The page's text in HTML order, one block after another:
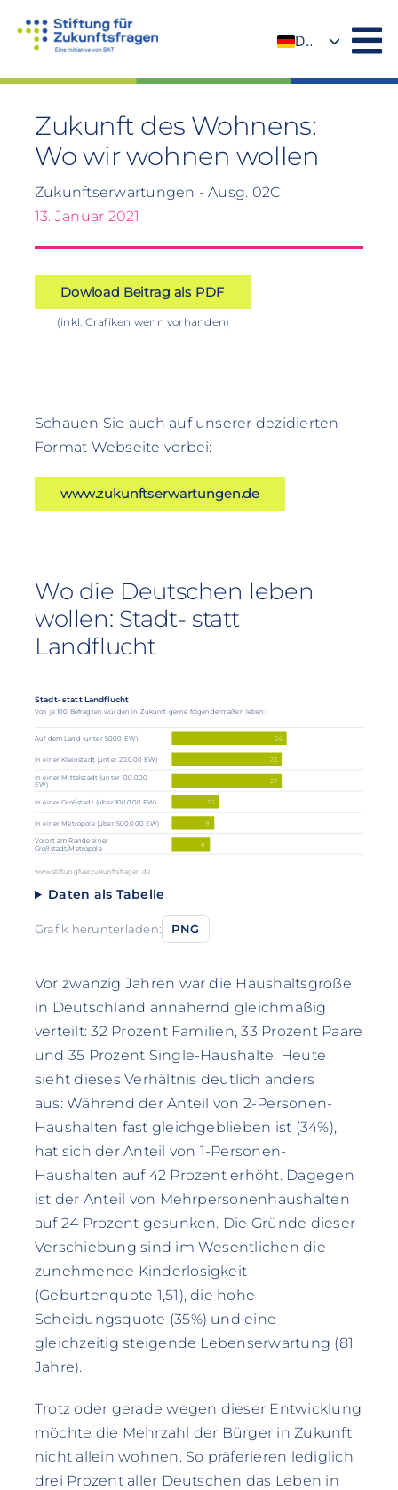
Inhalt
DE
Zukunft des Wohnens:
Wo wir wohnen wollen
Zukunftserwartungen - Ausg. 02C
13. Januar 2021
Dowload Beitrag als PDF
(inkl. Grafiken wenn vorhanden)
Schauen Sie auch auf unserer dezidierten
Format Webseite vorbei:
www.zukunftserwartungen.de
Wo die Deutschen leben
wollen: Stadt- statt
Landflucht
Stadt- statt Landflucht
Von je 100 Befragten würden in Zukunft gerne folgendermaßen leben:
24
23
23
10
9
8
Auf dem Land (unter 5000 EW)
In einer Kleinstadt (unter 20.000 EW)
In einer Mittelstadt (unter 100.000
EW)
In einer Großstadt (über 100.000 EW)
In einer Metropole (über 500.000 EW)
Vorort am Rande einer
Großstadt/Metropole
www.stiftungfuerzukunftsfragen.de
Daten als Tabelle
Grafik herunterladen: PNG
Vor zwanzig Jahren war die Haushaltsgröße
in Deutschland annähernd gleichmäßig
verteilt: 32 Prozent Familien, 33 Prozent Paare
und 35 Prozent Single-Haushalte. Heute
sieht dieses Verhältnis deutlich anders
aus: Während der Anteil von 2-Personen-
Haushalten fast gleichgeblieben ist (34%),
hat sich der Anteil von 1-Personen-
Haushalten auf 42 Prozent erhöht. Dagegen
ist der Anteil von Mehrpersonenhaushalten
auf 24 Prozent gesunken. Die Gründe dieser
Verschiebung sind im Wesentlichen die
zunehmende Kinderlosigkeit
(Geburtenquote 1,51), die hohe
Scheidungsquote (35%) und eine
gleichzeitig steigende Lebenserwartung (81
Jahre).
Trotz oder gerade wegen dieser Entwicklung
möchte die Mehrzahl der Bürger in Zukunft
nicht allein wohnen. So präferieren lediglich
drei Prozent aller Deutschen das Leben in